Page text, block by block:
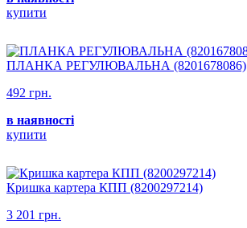
купити
ПЛАНКА РЕГУЛЮВАЛЬНА (8201678086)
492 грн.
в наявності
купити
Кришка картера КПП (8200297214)
3 201 грн.